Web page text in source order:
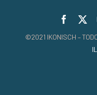
©2021 IKONISCH –